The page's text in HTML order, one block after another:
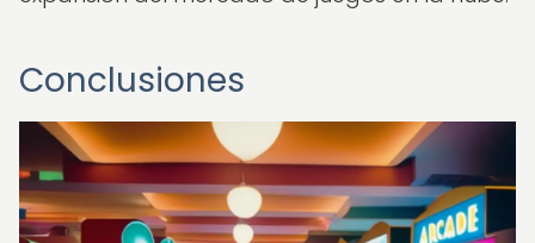
Conclusiones